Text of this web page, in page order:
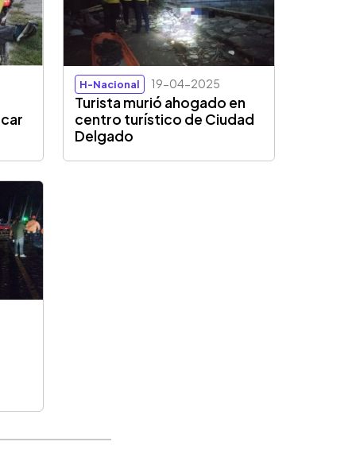
H-Nacional 19-04-2025
Turista murió ahogado en
centro turístico de Ciudad
Delgado